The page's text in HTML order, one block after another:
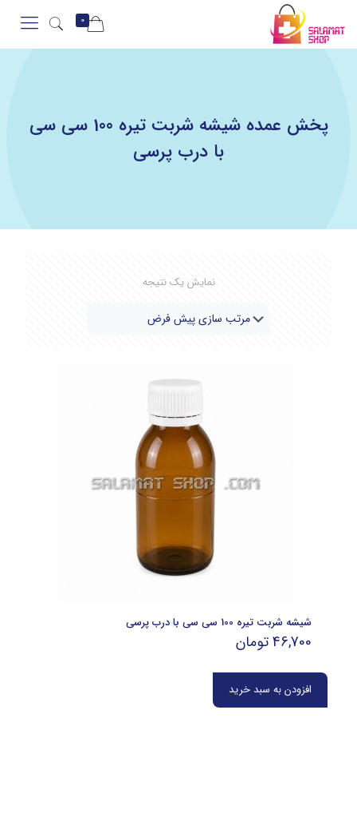
0
پخش عمده شیشه شربت تیره 100 سی سی
با درب پرسی
نمایش یک نتیجه
شیشه شربت تیره 100 سی سی با درب پرسی
46,700تومان
افزودن به سبد خرید